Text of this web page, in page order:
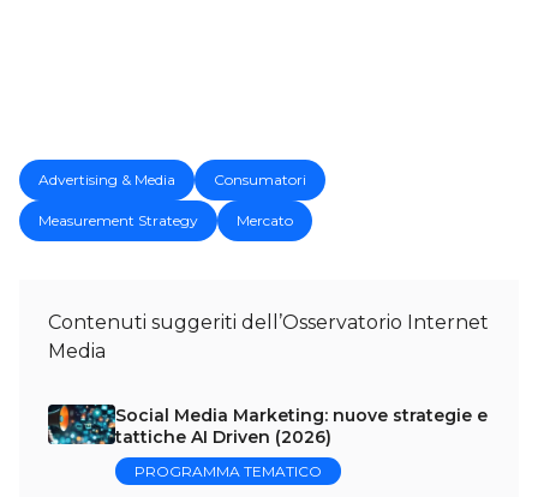
Advertising & Media Consumatori
Measurement Strategy Mercato
Contenuti suggeriti dell’Osservatorio Internet
Media
Social Media Marketing: nuove strategie e
tattiche AI Driven (2026)
PROGRAMMA TEMATICO